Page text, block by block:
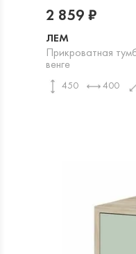
ЛЕМ
Прикроватная
венге
450 400
2 859 ₽